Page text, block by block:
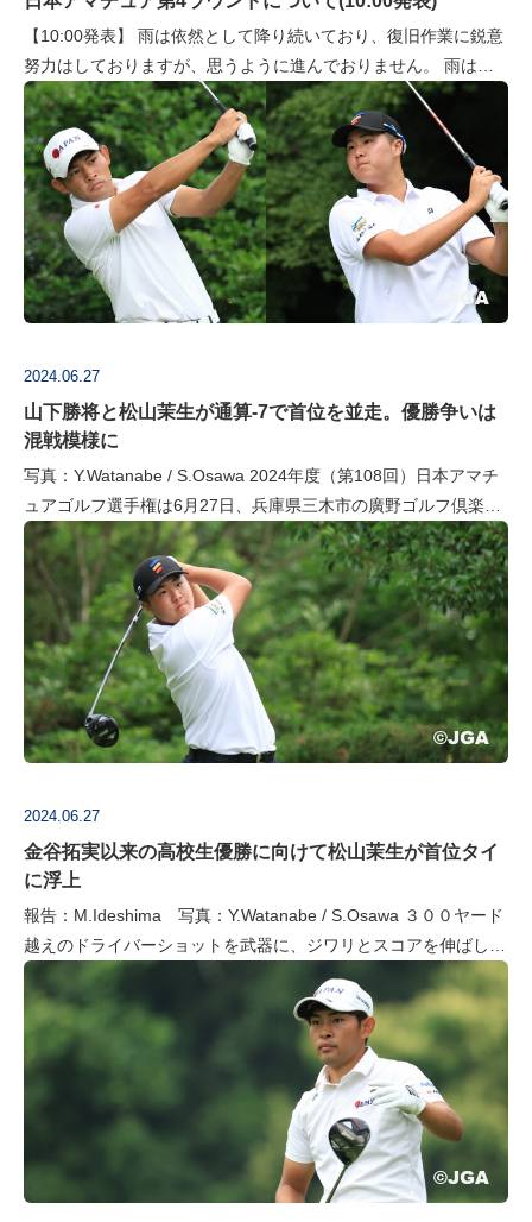
【10:00発表】 雨は依然として降り続いており、復旧作業に鋭意
努力はしておりますが、思うように進んでおりません。 雨は今
後、小康状態になる予報ではありますが、コ―スコンディション
の復旧に要する時間を…
2024.06.27
山下勝将と松山茉生が通算-7で首位を並走。優勝争いは
混戦模様に
写真：Y.Watanabe / S.Osawa 2024年度（第108回）日本アマチ
ュアゴルフ選手権は6月27日、兵庫県三木市の廣野ゴルフ倶楽部
で第3ラウンドを行った。曇天の中でスタートしたムービング…
2024.06.27
金谷拓実以来の高校生優勝に向けて松山茉生が首位タイ
に浮上
報告：M.Ideshima 写真：Y.Watanabe / S.Osawa ３００ヤード
越えのドライバーショットを武器に、ジワリとスコアを伸ばして
きたのは松山茉生。１８０センチ、90キロという恵まれた…